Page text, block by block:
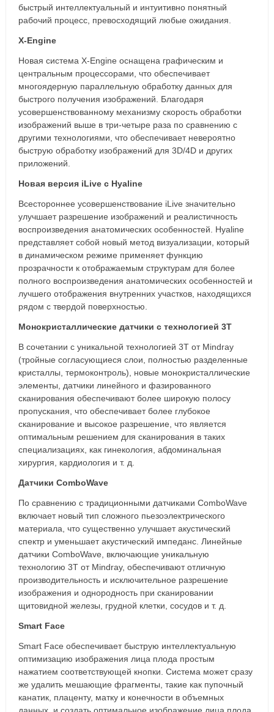
быстрый интеллектуальный и интуитивно понятный
рабочий процесс, превосходящий любые ожидания.
X-Engine
Новая система X-Engine оснащена графическим и
центральным процессорами, что обеспечивает
многоядерную параллельную обработку данных для
быстрого получения изображений. Благодаря
усовершенствованному механизму скорость обработки
изображений выше в три-четыре раза по сравнению с
другими технологиями, что обеспечивает невероятно
быструю обработку изображений для 3D/4D и других
приложений.
Новая версия iLive с Hyaline
Всестороннее усовершенствование iLive значительно
улучшает разрешение изображений и реалистичность
воспроизведения анатомических особенностей. Hyaline
представляет собой новый метод визуализации, который
в динамическом режиме применяет функцию
прозрачности к отображаемым структурам для более
полного воспроизведения анатомических особенностей и
лучшего отображения внутренних участков, находящихся
рядом с твердой поверхностью.
Монокристаллические датчики с технологией 3Т
В сочетании с уникальной технологией 3T от Mindray
(тройные согласующиеся слои, полностью разделенные
кристаллы, термоконтроль), новые монокристаллические
элементы, датчики линейного и фазированного
сканирования обеспечивают более широкую полосу
пропускания, что обеспечивает более глубокое
сканирование и высокое разрешение, что является
оптимальным решением для сканирования в таких
специализациях, как гинекология, абдоминальная
хирургия, кардиология и т. д.
Датчики ComboWave
По сравнению с традиционными датчиками ComboWave
включает новый тип сложного пьезоэлектрического
материала, что существенно улучшает акустический
спектр и уменьшает акустический импеданс. Линейные
датчики ComboWave, включающие уникальную
технологию 3T от Mindray, обеспечивают отличную
производительность и исключительное разрешение
изображения и однородность при сканировании
щитовидной железы, грудной клетки, сосудов и т. д.
Smart Face
Smart Face обеспечивает быструю интеллектуальную
оптимизацию изображения лица плода простым
нажатием соответствующей кнопки. Система может сразу
же удалить мешающие фрагменты, такие как пупочный
канатик, плаценту, матку и конечности в объемных